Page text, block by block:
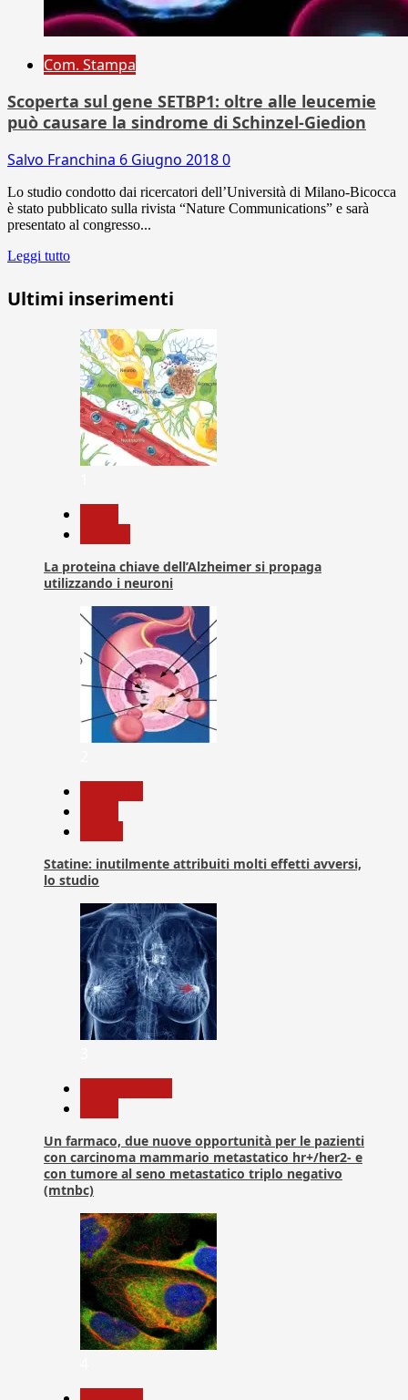
Com. Stampa
Scoperta sul gene SETBP1: oltre alle leucemie
può causare la sindrome di Schinzel-Giedion
Salvo Franchina 6 Giugno 20180
Lo studio condotto dai ricercatori dell’Università di Milano-Bicocca
è stato pubblicato sulla rivista “Nature Communications” e sarà
presentato al congresso...
Leggi tutto
Ultimi inserimenti
La proteina chiave dell’Alzheimer si propaga
utilizzando i neuroni
Statine: inutilmente attribuiti molti effetti avversi,
lo studio
Un farmaco, due nuove opportunità per le pazienti
con carcinoma mammario metastatico hr+/her2- e
con tumore al seno metastatico triplo negativo
(mtnbc)